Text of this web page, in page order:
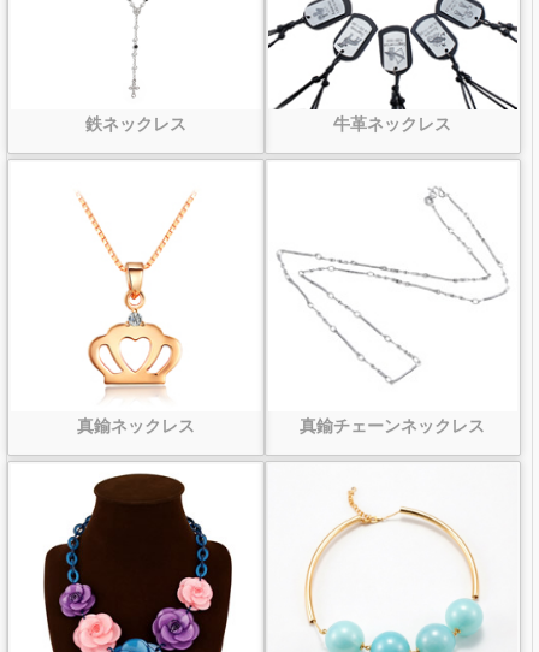
鉄ネックレス 牛革ネックレス
真鍮ネックレス 真鍮チェーンネックレス